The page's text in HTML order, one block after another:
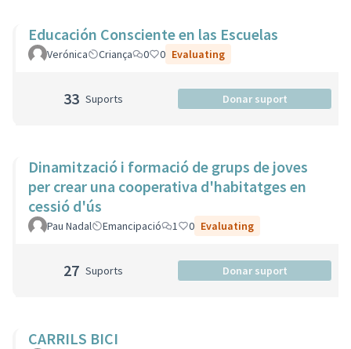
Educación Consciente en las Escuelas
Verónica Criança 0 0 Evaluating
33 Suports Donar suport
Dinamització i formació de grups de joves
per crear una cooperativa d'habitatges en
cessió d'ús
Pau Nadal Emancipació 1 0 Evaluating
27 Suports Donar suport
CARRILS BICI